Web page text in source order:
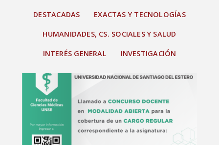
DESTACADAS EXACTAS Y TECNOLOGÍAS
HUMANIDADES, CS. SOCIALES Y SALUD
INTERÉS GENERAL INVESTIGACIÓN